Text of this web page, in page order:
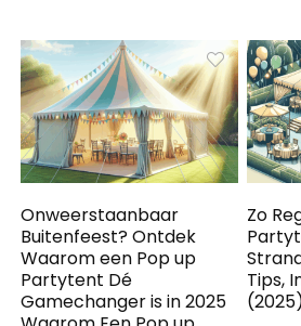
Onweerstaanbaar
Buitenfeest? Ontdek
Waarom een Pop up
Partytent Dé
Gamechanger is in 2025
Zo
Tips,